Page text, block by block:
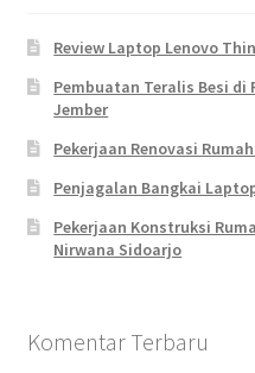
Review Laptop Lenovo
Pembuatan Teralis Besi di
Jember
Pekerjaan Renovasi
Penjagalan Bangkai
Pekerjaan Konstruksi
Nirwana Sidoarjo
Komentar Terbaru